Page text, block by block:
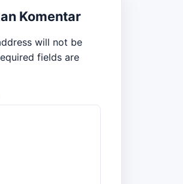
Komentar
will not be
fields are